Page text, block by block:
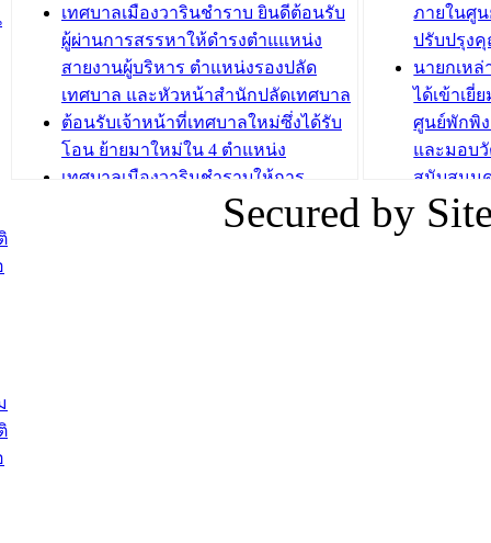
ถักทอผลิตภัณฑ์จากถุงพลาสติก)
บทความ อื่นๆ ...
ปรึกษาห
วัยของอ
บทความ อื่นๆ ...
เทศบาลเมืองวารินชำราบ ยินดีต้อนรับ
ผู้ผ่านการสรรหาให้ดำรงตำแแหน่ง
สายงานผู้บริหาร ตำแหน่งรองปลัด
เทศบาล และหัวหน้าสำนักปลัดเทศบาล
ต้อนรับเจ้าหน้าที่เทศบาลใหม่ซึ่งได้รับ
โอน ย้ายมาใหม่ใน 4 ตำแหน่ง
เทศบาลเมืองวารินชำราบให้การ
ต้อนรับพนักงานเทศบาลผู้ผ่านการ
สรรหาให้ดำรงตำแหน่งสายงานผู้
ภายในศู
ปรับปรุง
นายกเห
ได้เข้าเยี่
ศูนย์พักพิ
และมอบ
สนับสนุน
ภัยน้ำท่วม
ภาพบรร
Secured by